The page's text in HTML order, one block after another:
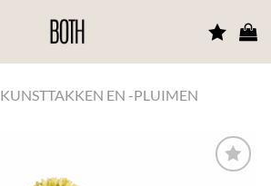
KUNSTTAKKEN EN -PLUIMEN